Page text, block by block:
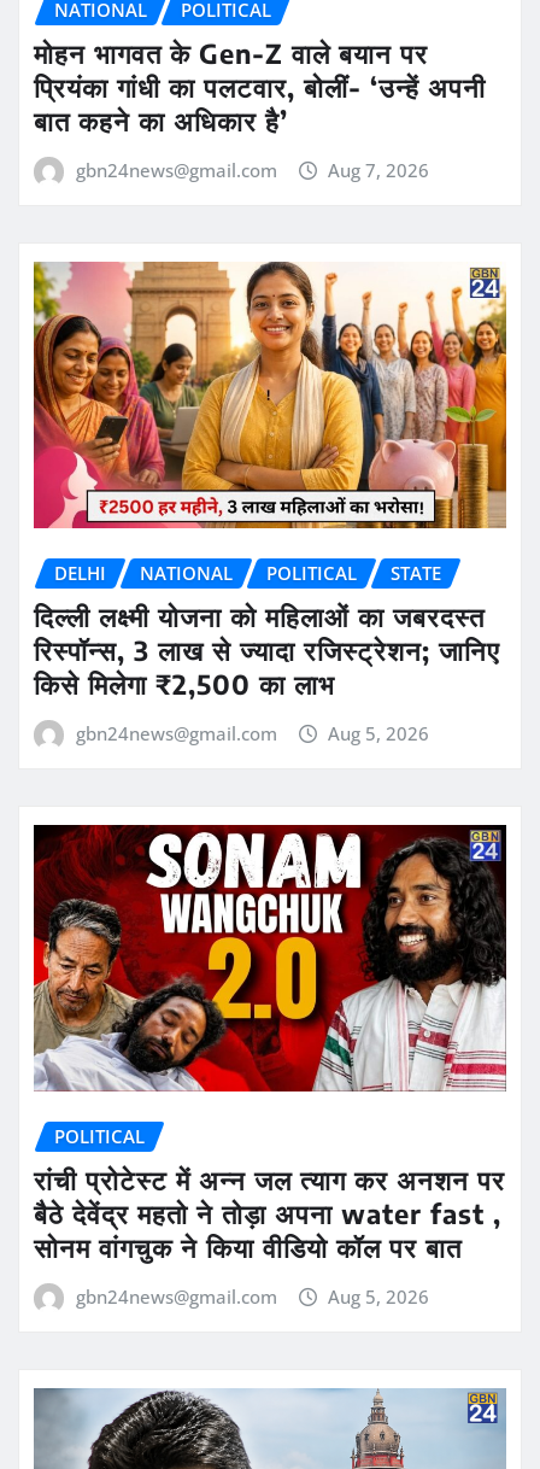
NATIONAL POLITICAL
मोहन भागवत के Gen-Z वाले बयान पर
प्रियंका गांधी का पलटवार, बोलीं- ‘उन्हें अपनी
बात कहने का अधिकार है’
gbn24news@gmail.com Aug 7, 2026
DELHI NATIONAL POLITICAL STATE
दिल्ली लक्ष्मी योजना को महिलाओं का जबरदस्त
रिस्पॉन्स, 3 लाख से ज्यादा रजिस्ट्रेशन; जानिए
किसे मिलेगा ₹2,500 का लाभ
gbn24news@gmail.com Aug 5, 2026
POLITICAL
रांची प्रोटेस्ट में अन्न जल त्याग कर अनशन पर
बैठे देवेंद्र महतो ने तोड़ा अपना water fast ,
सोनम वांगचुक ने किया वीडियो कॉल पर बात
gbn24news@gmail.com Aug 5, 2026